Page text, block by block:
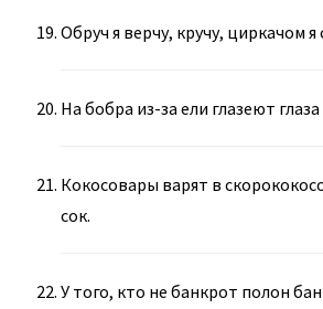
Обруч я верчу, кручу, циркачом я
На бобра из-за ели глазеют глаза
Кокосовары варят в
сок.
У того, кто не банкрот полон